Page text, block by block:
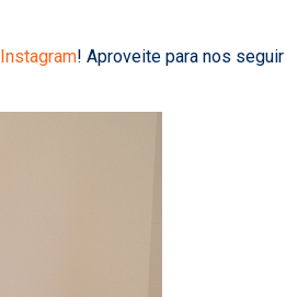
Instagram! Aproveite para nos seguir